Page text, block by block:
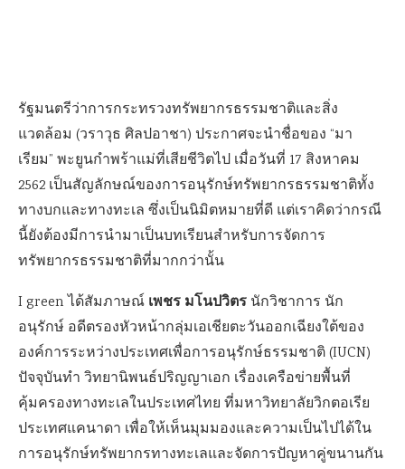
รัฐมนตรีว่าการกระทรวงทรัพยากรธรรมชาติและสิ่ง
แวดล้อม (วราวุธ ศิลปอาชา) ประกาศจะนำชื่อของ “มา
เรียม” พะยูนกำพร้าแม่ที่เสียชีวิตไป เมื่อวันที่ 17 สิงหาคม
2562 เป็นสัญลักษณ์ของการอนุรักษ์ทรัพยากรธรรมชาติทั้ง
ทางบกและทางทะเล ซึ่งเป็นนิมิตหมายที่ดี แต่เราคิดว่ากรณี
นี้ยังต้องมีการนำมาเป็นบทเรียนสำหรับการจัดการ
ทรัพยากรธรรมชาติที่มากกว่านั้น
I green ได้สัมภาษณ์ เพชร มโนปวิตร นักวิชาการ นัก
อนุรักษ์ อดีตรองหัวหน้ากลุ่มเอเชียตะวันออกเฉียงใต้ของ
องค์การระหว่างประเทศเพื่อการอนุรักษ์ธรรมชาติ (IUCN)
ปัจจุบันทำ วิทยานิพนธ์ปริญญาเอก เรื่องเครือข่ายพื้นที่
คุ้มครองทางทะเลในประเทศไทย ที่มหาวิทยาลัยวิกตอเรีย
ประเทศแคนาดา เพื่อให้เห็นมุมมองและความเป็นไปได้ใน
การอนุรักษ์ทรัพยากรทางทะเลและจัดการปัญหาคู่ขนานกัน